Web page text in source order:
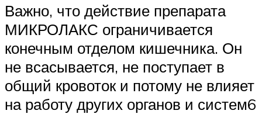
Важно, что действие препарата
МИКРОЛАКС ограничивается
конечным отделом кишечника. Он
не всасывается, не поступает в
общий кровоток и потому не влияет
на работу других органов и систем6